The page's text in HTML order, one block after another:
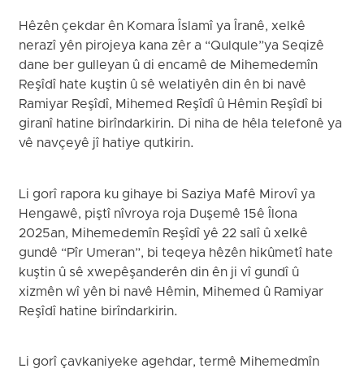
Hêzên çekdar ên Komara Îslamî ya Îranê, xelkê
nerazî yên pirojeya kana zêr a “Qulqule”ya Seqizê
dane ber gulleyan û di encamê de Mihemedemîn
Reşîdî hate kuştin û sê welatiyên din ên bi navê
Ramiyar Reşîdî, Mihemed Reşîdî û Hêmin Reşîdî bi
giranî hatine birîndarkirin. Di niha de hêla telefonê ya
vê navçeyê jî hatiye qutkirin.
Li gorî rapora ku gihaye bi Saziya Mafê Mirovî ya
Hengawê, piştî nîvroya roja Duşemê 15ê Îlona
2025an, Mihemedemîn Reşîdî yê 22 salî û xelkê
gundê “Pîr Umeran”, bi teqeya hêzên hikûmetî hate
kuştin û sê xwepêşanderên din ên ji vî gundî û
xizmên wî yên bi navê Hêmin, Mihemed û Ramiyar
Reşîdî hatine birîndarkirin.
Li gorî çavkaniyeke agehdar, termê Mihemedmîn